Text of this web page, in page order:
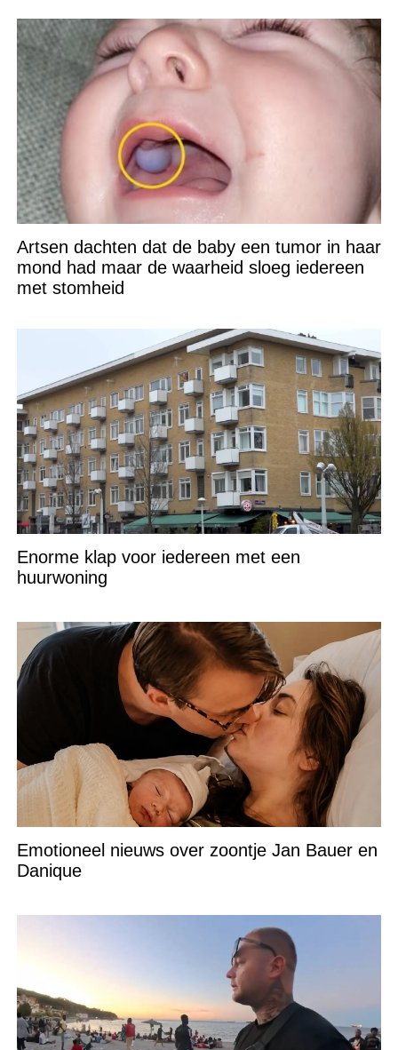
Artsen dachten dat de baby een tumor in haar
mond had maar de waarheid sloeg iedereen
met stomheid
Enorme klap voor iedereen met een
huurwoning
Emotioneel nieuws over zoontje Jan Bauer en
Danique